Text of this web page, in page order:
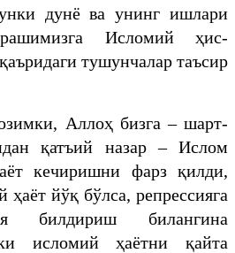
дунё ва унинг ишлари
Исломий ҳис-
тушунчалар таъсир
Аллоҳ бизга – шарт-
қатъий назар – Ислом
кечиришни фарз қилди,
ҳаёт йўқ бўлса, репрессияга
билдириш билангина
исломий ҳаётни қайта